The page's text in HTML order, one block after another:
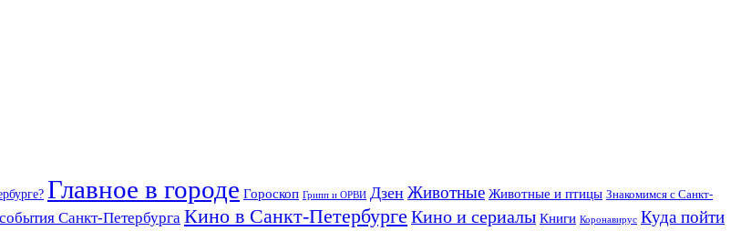
Главное в городе Гороскоп Грипп и ОРВИ Дзен Животные Животные и птицы Знакомимся с Санкт-
Санкт-Петербурга Кино в Санкт-Петербурге Кино и сериалы Книги Коронавирус Куда пойти